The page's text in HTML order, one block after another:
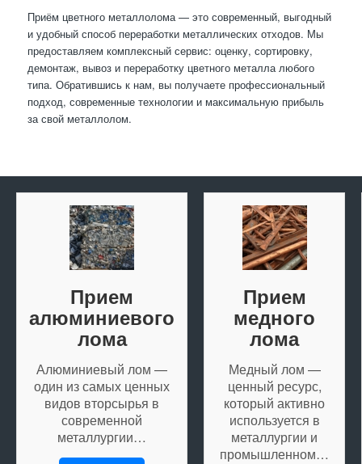
Приём цветного металлолома — это современный, выгодный
и удобный способ переработки металлических отходов. Мы
предоставляем комплексный сервис: оценку, сортировку,
демонтаж, вывоз и переработку цветного металла любого
типа. Обратившись к нам, вы получаете профессиональный
подход, современные технологии и максимальную прибыль
за свой металлолом.
Прием
алюминиевого
лома
Алюминиевый лом —
один из самых ценных
видов вторсырья в
современной
металлургии…
Прием
медного
лома
Медный лом —
ценный ресурс,
который активно
используется в
металлургии и
промышленном…